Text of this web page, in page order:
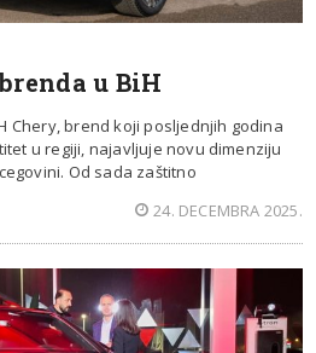
u BiH
Chery, brend koji posljednjih godina
u regiji, najavljuje novu dimenziju
Od sada zaštitno
24. DECEMBRA 2025.